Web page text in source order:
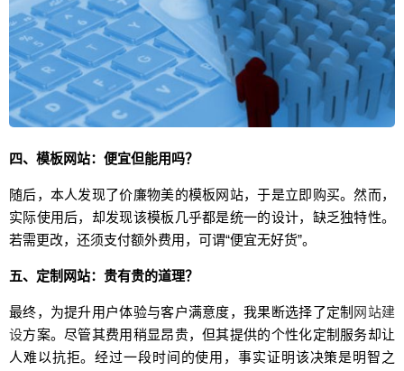
四、模板网站：便宜但能用吗？
随后，本人发现了价廉物美的模板网站，于是立即购买。然而，
实际使用后，却发现该模板几乎都是统一的设计，缺乏独特性。
若需更改，还须支付额外费用，可谓“便宜无好货”。
五、定制网站：贵有贵的道理？
最终，为提升用户体验与客户满意度，我果断选择了定制 网站建
设方案。尽管其费用稍显昂贵，但其提供的个性化定制服务却让
人难以抗拒。经过一段时间的使用，事实证明该决策是明智之